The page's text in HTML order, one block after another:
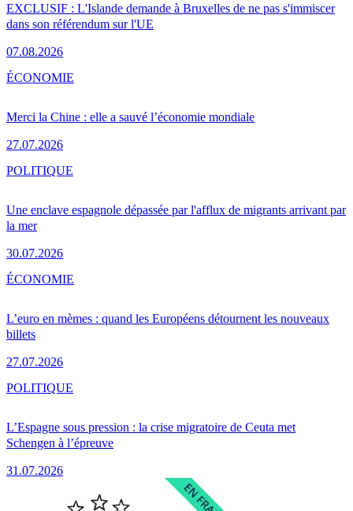
EXCLUSIF : L'Islande demande à Bruxelles de ne pas s'immiscer
dans son référendum sur l'UE
07.08.2026
Merci la Chine : elle a sauvé l’économie mondiale
27.07.2026
ÉCONOMIE
Une enclave espagnole dépassée par l'afflux de migrants arrivant par
la mer
30.07.2026
POLITIQUE
L’euro en mèmes : quand les Européens détournent les nouveaux
billets
27.07.2026
ÉCONOMIE
L’Espagne sous pression : la crise migratoire de Ceuta met
Schengen à l’épreuve
31.07.2026
POLITIQUE